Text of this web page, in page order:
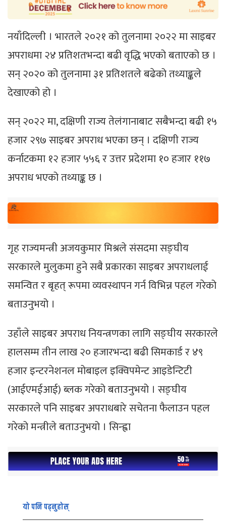
नयाँदिल्ली । भारतले २०२१ को तुलनामा २०२२ मा साइबर
अपराधमा २४ प्रतिशतभन्दा बढी वृद्धि भएको बताएको छ ।
सन् २०२० को तुलनामा ३१ प्रतिशतले बढेको तथ्याङ्कले
देखाएको हो ।
सन् २०२२ मा, दक्षिणी राज्य तेलंगानाबाट सबैभन्दा बढी १५
हजार २९७ साइबर अपराध भएका छन् । दक्षिणी राज्य
कर्नाटकमा १२ हजार ५५६ र उत्तर प्रदेशमा १० हजार ११७
अपराध भएको तथ्याङ्क छ ।
गृह राज्यमन्त्री अजयकुमार मिश्रले संसदमा सङ्घीय
सरकारले मुलुकमा हुने सबै प्रकारका साइबर अपराधलाई
समन्वित र बृहत् रूपमा व्यवस्थापन गर्न विभिन्न पहल गरेको
बताउनुभयो ।
उहाँले साइबर अपराध नियन्त्रणका लागि सङ्घीय सरकारले
हालसम्म तीन लाख २० हजारभन्दा बढी सिमकार्ड र ४९
हजार इन्टरनेशनल मोबाइल इक्विपमेन्ट आइडेन्टिटी
(आईएमईआई) ब्लक गरेको बताउनुभयो । सङ्घीय
सरकारले पनि साइबर अपराधबारे सचेतना फैलाउन पहल
गरेको मन्त्रीले बताउनुभयो । सिन्ह्वा
यो पनि पढ्नुहोस्